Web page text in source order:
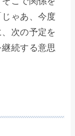
ゃあ、今度
次の予定を
続する意思